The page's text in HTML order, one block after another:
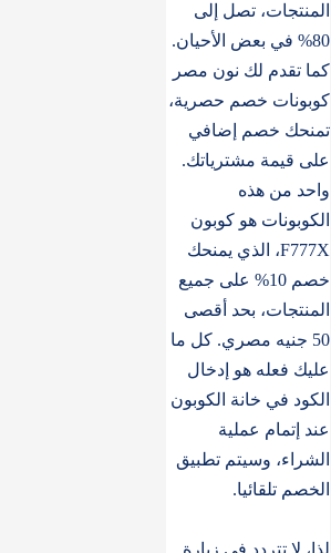
المنتجات، تصل إلى
80% في بعض الأحيان.
كما تقدم لك نون مصر
كوبونات خصم حصرية،
تمنحك خصم إضافي
على قيمة مشترياتك.
واحد من هذه
الكوبونات هو كوبون
F777X، الذي يمنحك
خصم 10% على جميع
المنتجات، بحد أقصى
50 جنيه مصري. كل ما
عليك فعله هو إدخال
الكود في خانة الكوبون
عند إتمام عملية
الشراء، وسيتم تطبيق
الخصم تلقائيا.